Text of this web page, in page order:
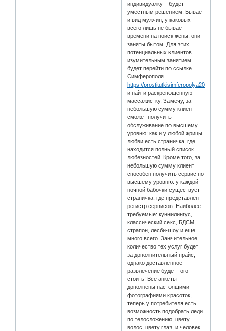
индивидуалку – будет
уместным решением. Бывает
и вид мужчин, у каковых
всего лишь не бывает
времени на поиск жены, они
заняты бытом. Для этих
потенциальных клиентов
изумительным занятием
будет перейти по ссылке
Симферополя
https://
и найти раскрепощенную
массажистку. Замечу, за
небольшую сумму клиент
сможет получить
обслуживание по высшему
уровню: как и у любой жрицы
любви есть страничка, где
находится полный список
любезностей. Кроме того, за
небольшую сумму клиент
способен получить сервис по
высшему уровню: у каждой
ночной бабочки существует
страничка, где представлен
регистр сервисов. Наиболее
требуемые: куннилингус,
классический секс, БДСМ,
страпон, лесби-шоу и еще
много всего. Занчительное
количество тех услуг будет
за дополнительный прайс,
однако доставленное
развлечение будет того
стоить! Все анкеты
дополнены настоящими
фотографиями красоток,
теперь у потребителя есть
возможность подобрать леди
по телосложению, цвету
волос, цвету глаз, и человек